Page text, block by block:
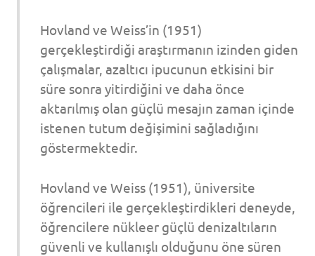
Hovland ve Weiss’in (1951)
gerçekleştirdiği araştırmanın izinden giden
çalışmalar, azaltıcı ipucunun etkisini bir
süre sonra yitirdiğini ve daha önce
aktarılmış olan güçlü mesajın zaman içinde
istenen tutum değişimini sağladığını
göstermektedir.
Hovland ve Weiss (1951), üniversite
öğrencileri ile gerçekleştirdikleri deneyde,
öğrencilere nükleer güçlü denizaltıların
güvenli ve kullanışlı olduğunu öne süren